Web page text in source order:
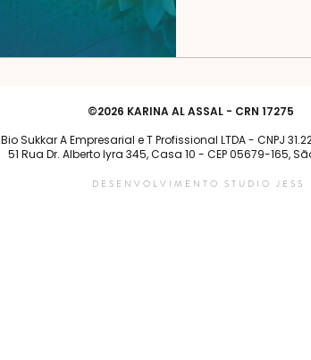
©2026 KARINA AL ASSAL - CRN 17275
Bio Sukkar A Empresarial e T Profissional LTDA - CNPJ
51 Rua Dr. Alberto lyra 345, Casa 10 - CEP 05679-165,
DESENVOLVIMENTO STUDIO JESS